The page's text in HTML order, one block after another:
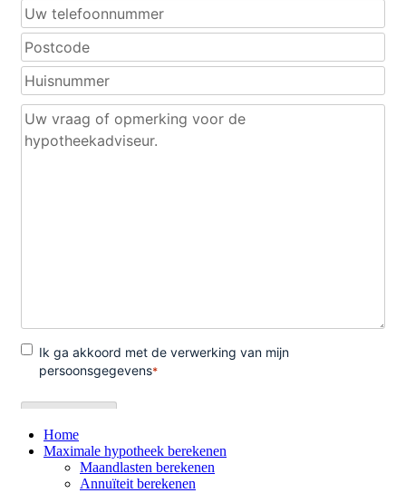
Home
Maximale hypotheek berekenen
Maandlasten berekenen
Annuïteit berekenen